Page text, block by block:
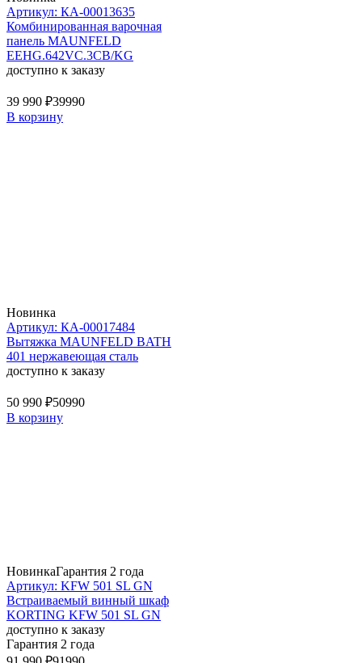
Артикул: КА-00013635
Комбинированная варочная
панель MAUNFELD
EEHG.642VC.3CB/KG
доступно к заказу
39 990 ₽39990
В корзину
Новинка
Артикул: КА-00017484
Вытяжка MAUNFELD BATH
401 нержавеющая сталь
доступно к заказу
50 990 ₽50990
В корзину
НовинкаГарантия 2 года
Артикул: KFW 501 SL GN
Встраиваемый винный шкаф
KORTING KFW 501 SL GN
доступно к заказу
Гарантия 2 года